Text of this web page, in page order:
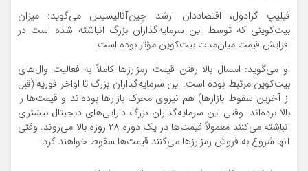
فیلیپ گرادول، اقتصاددان ارشد چِین‌آنالیسیس می‌گوید: میزان
بیت‌کوینی که توسط این سرمایه‌گذاران بزرگ انباشته شده است در
افزایش قیمت میان‌مدت بیت‌کوین مؤثر بوده است.
او می‌گوید: امسال بالا رفتن قیمت رمزارزها کاملاً به فعالیت وال‌های
بیت‌کوین مرتبط بوده است. این سرمایه‌گذاران بزرگ تا اواخر فوریه (قبل
از آخرین سقوط بازارها) هم نیروی محرک بازارها بوده‌اند و قیمت‌ها را
بالا برده‌اند. وقتی این سرمایه‌گذاران بزرگ دارایی‌های دیجیتال بیشتری
انباشته می‌کنند معمولاً قیمت‌ها در یک دوره ۲۸ روزه بالا می‌روند. وقتی
آنها شروع به فروش رمزارزها می‌کنند قیمت‌ها سقوط خواهند کرد.